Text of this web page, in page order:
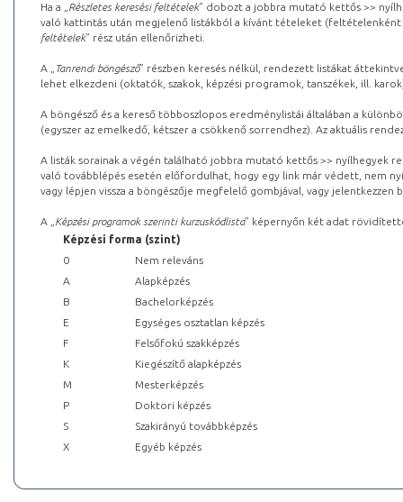
Ha a „ Részletes keresési feltételek” dobozt a jobbra mutató kettős >>
való kattintás után megjelenő listákból a kívánt tételeket (feltételenként
feltételek” rész után ellenőrizheti.
A „ Tanrendi böngésző” részben keresés nélkül, rendezett listákat
lehet elkezdeni (oktatók, szakok, képzési programok, tanszékek, ill.
A böngésző és a kereső többoszlopos eredménylistái általában a
(egyszer az emelkedő, kétszer a csökkenő sorrendhez). Az aktuális
A listák sorainak a végén található jobbra mutató kettős >> nyílhegyek
való továbblépés esetén előfordulhat, hogy egy link már védett, nem
vagy lépjen vissza a böngészője megfelelő gombjával, vagy
A „ Képzési programok szerinti kurzuskódlista” képernyőn két adat
Képzési forma (szint)
0
Nem releváns
A
Alapképzés
B
Bachelorképzés
E
Egységes osztatlan képzés
F
Felsőfokú szakképzés
K
Kiegészítő alapképzés
M
Mesterképzés
P
Doktori képzés
S
Szakirányú továbbképzés
X
Egyéb képzés